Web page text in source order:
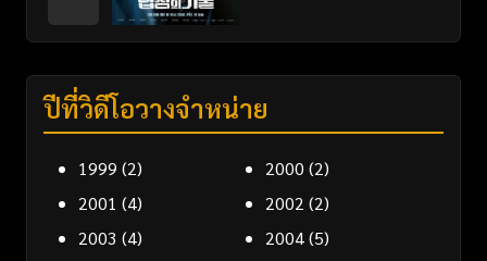
ปีที่วิดีโอวางจำหน่าย
1999 (2) 2000 (2)
2001 (4) 2002 (2)
2003 (4) 2004(5)